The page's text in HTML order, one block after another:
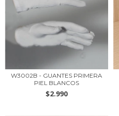
W3002B - GUANTES PRIMERA
PIEL BLANCOS
$2.990